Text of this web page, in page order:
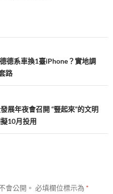
德系車換1臺iPhone？實地調
路
展年夜會召開 “豎起來”的文明
10月投用
會公開。 必填欄位標示為 *